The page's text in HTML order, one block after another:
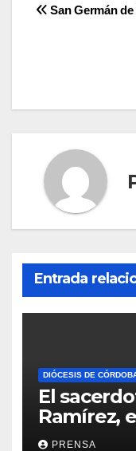
San Germán
Entrada
DIÓCESIS DE
El
Ramírez,
Iglesia
PRENSA